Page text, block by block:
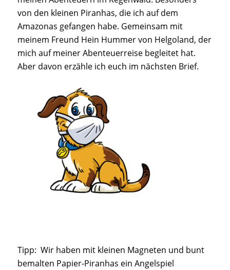
von den kleinen Piranhas, die ich auf dem
Amazonas gefangen habe. Gemeinsam mit
meinem Freund Hein Hummer von Helgoland, der
mich auf meiner Abenteuerreise begleitet hat.
Aber davon erzähle ich euch im nächsten Brief.
Tipp: Wir haben mit kleinen Magneten und bunt
bemalten Papier-Piranhas ein Angelspiel